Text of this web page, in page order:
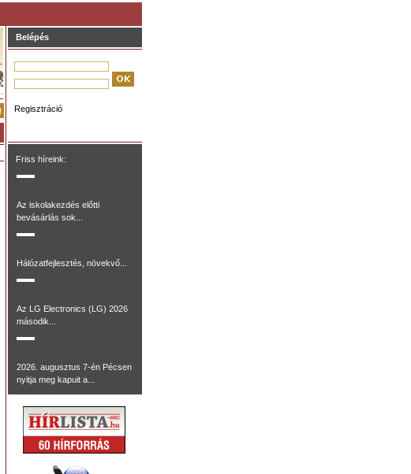
Belépés
Regisztráció
Friss híreink:
Az iskolakezdés előtti
bevásárlás sok...
Hálózatfejlesztés, növekvő...
Az LG Electronics (LG) 2026
második...
2026. augusztus 7-én Pécsen
nyitja meg kapuit a...